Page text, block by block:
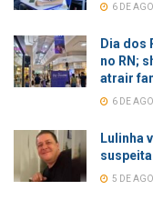
6 DE
Dia dos
no RN;
atrair
6 DE
Lulinha
5 DE